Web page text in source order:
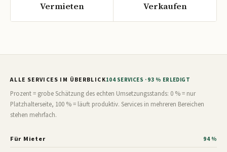
Vermieten Verkaufen
ALLE SERVICES IM ÜBERBLICK104 SERVICES · 93 % ERLEDIGT
Prozent = grobe Schätzung des echten Umsetzungsstands: 0 % = nur
Platzhalterseite, 100 % = läuft produktiv. Services in mehreren Bereichen
stehen mehrfach.
Für Mieter 94 %